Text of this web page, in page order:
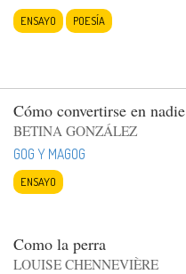
ENSAYO POESÍA
Cómo convertirse en nadie
BETINA GONZÁLEZ
GOG Y MAGOG
ENSAYO
Como la perra
LOUISE CHENNEVIÈRE